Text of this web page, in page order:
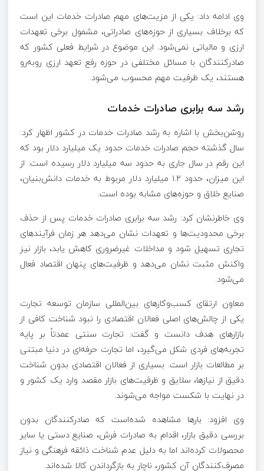
وی ادامه داد: یکی از مزیت‌های مهم صادرات خدمات این است
که برخلاف بسیاری از حوزه‌های صادراتی، مشمول برخی تعهدات
ارزی و مالیاتی نمی‌شود. این موضوع در شرایط فعلی کشور که
صادرکنندگان با مسائل مختلفی در حوزه رفع تعهد ارزی روبه‌رو
هستند، یک ظرفیت مهم محسوب می‌شود.
رشد سه برابری صادرات خدمات
روشن‌بخش با اشاره به رشد صادرات خدمات در کشور اظهار کرد:
سال گذشته حجم صادرات خدمات حدود یک میلیارد دلار بود که
این رقم در سال جاری به حدود سه میلیارد دلار رسیده است. از
این میزان، حدود ۱.۲ میلیارد دلار مربوط به خدمات دانش‌بنیان،
صنایع خلاق و حوزه‌های مشابه بوده است.
وی خاطرنشان کرد: رشد سه برابری صادرات خدمات پس از حذف
برخی محدودیت‌ها و تعهدات نشان می‌دهد هر زمان فرآیندهای
تجاری تسهیل شود و مداخلات غیرضروری کاهش یابد، بازار نیز
واکنش مثبت نشان می‌دهد و ظرفیت‌های پنهان اقتصاد فعال
می‌شود.
معاون ارتقای کسب‌وکارهای بین‌المللی سازمان توسعه تجارت
یکی از چالش‌های اصلی فعالان اقتصادی را نبود شناخت کافی از
بازارهای هدف دانست و گفت: تجارت سنتی عمدتاً بر پایه
تجربه‌های فردی شکل می‌گیرد، اما تجارت حرفه‌ای در دنیا مبتنی
بر مطالعات بازار است. بسیاری از فعالان اقتصادی بدون شناخت
دقیق از نیازها، سلایق و ظرفیت‌های بازار مقصد وارد یک کشور و
در نهایت با شکست مواجه می‌شوند.
وی افزود: بارها مشاهده شده‌است که صادرکنندگان بدون
بررسی دقیق بازار، اقدام به صادرات فرش، صنایع دستی یا سایر
محصولات کرده‌اند اما به دلیل عدم شناخت ذائقه فرهنگی و نیاز
مصرف‌کنندگان آن کشور، ناچار به بازگرداندن کالا شده‌اند.